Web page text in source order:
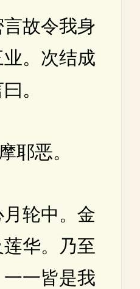
故令我身
。次结成
。
恶。
轮中。金
华。乃至
一皆是我